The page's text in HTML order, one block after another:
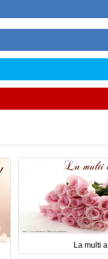
La multi